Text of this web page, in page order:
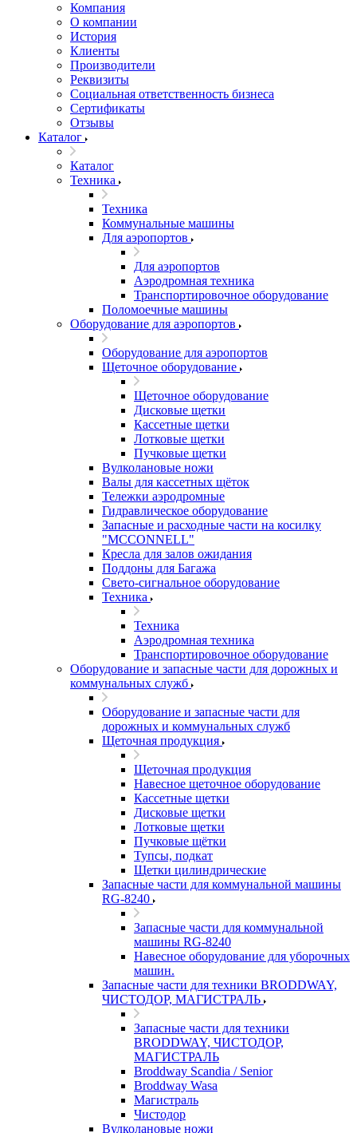
Компания
О компании
История
Клиенты
Производители
Реквизиты
Социальная ответственность бизнеса
Сертификаты
Отзывы
Каталог
Каталог
Техника
Техника
Коммунальные машины
Для аэропортов
Для аэропортов
Аэродромная техника
Транспортировочное оборудование
Поломоечные машины
Оборудование для аэропортов
Оборудование для аэропортов
Щеточное оборудование
Щеточное оборудование
Дисковые щетки
Кассетные щетки
Лотковые щетки
Пучковые щетки
Вулколановые ножи
Валы для кассетных щёток
Тележки аэродромные
Гидравлическое оборудование
Запасные и расходные части на косилку
"MCCONNELL"
Кресла для залов ожидания
Поддоны для Багажа
Свето-сигнальное оборудование
Техника
Техника
Аэродромная техника
Транспортировочное оборудование
Оборудование и запасные части для дорожных и
коммунальных служб
Оборудование и запасные части для
дорожных и коммунальных служб
Щеточная продукция
Щеточная продукция
Навесное щеточное оборудование
Кассетные щетки
Дисковые щетки
Лотковые щетки
Пучковые щётки
Тупсы, подкат
Щетки цилиндрические
Запасные части для коммунальной машины
RG-8240
Запасные части для коммунальной
машины RG-8240
Навесное оборудование для уборочных
машин.
Запасные части для техники BRODDWAY,
ЧИСТОДОР, МАГИСТРАЛЬ
Запасные части для техники
BRODDWAY, ЧИСТОДОР,
МАГИСТРАЛЬ
Broddway Scandia / Senior
Broddway Wasa
Магистраль
Чистодор
Вулколановые ножи